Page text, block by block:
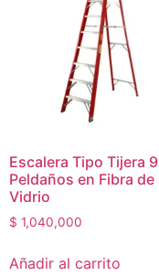
Escalera Tipo Tijera 9
Peldaños en Fibra de
Vidrio
$ 1,040,000
Añadir al carrito